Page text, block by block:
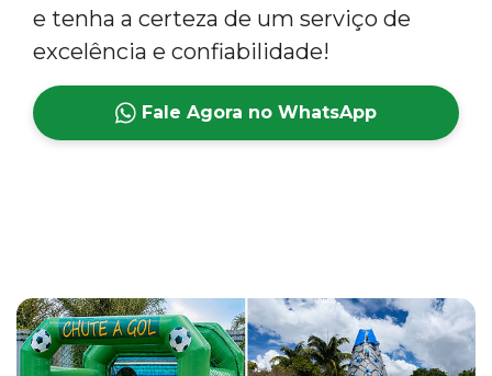
e tenha a certeza de um serviço de
excelência e confiabilidade!
Fale Agora no WhatsApp